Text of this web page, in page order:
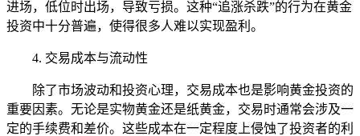
进场，低位时出场，导致亏损。这种“追涨杀跌”的行为在黄金
投资中十分普遍，使得很多人难以实现盈利。
4. 交易成本与流动性
除了市场波动和投资心理，交易成本也是影响黄金投资的
重要因素。无论是实物黄金还是纸黄金，交易时通常会涉及一
定的手续费和差价。这些成本在一定程度上侵蚀了投资者的利